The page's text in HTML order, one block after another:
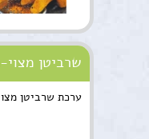
שרביטן
ערכת שרביטן